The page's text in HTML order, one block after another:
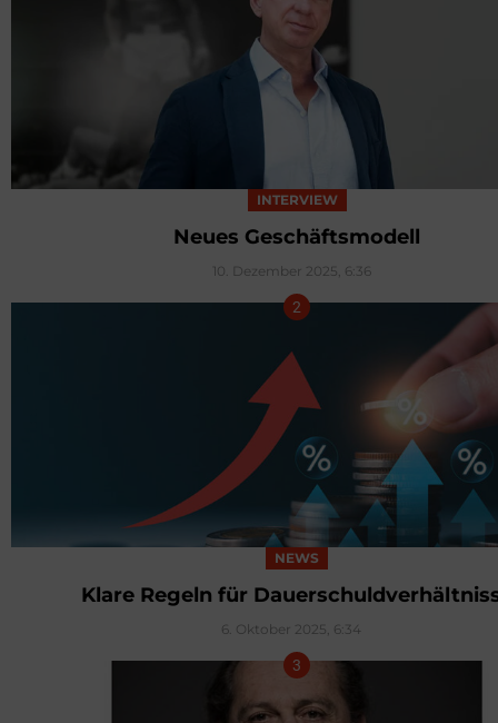
INTERVIEW
Neues Geschäftsmodell
10. Dezember 2025, 6:36
NEWS
Klare Regeln für
6. Oktober 2025, 6:34